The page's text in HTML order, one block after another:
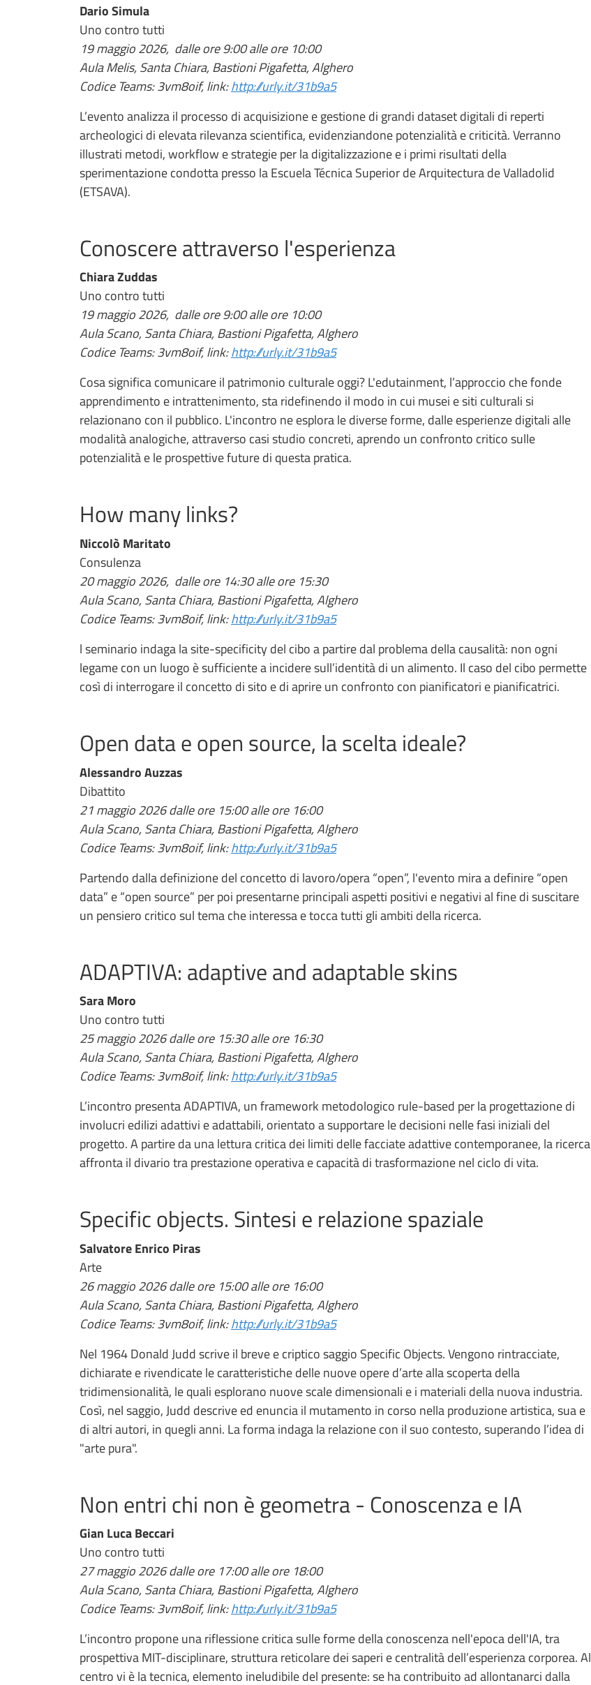
Dario Simula
Uno contro tutti
19 maggio 2026, dalle ore 9:00 alle ore 10:00
Aula Melis, Santa Chiara, Bastioni Pigafetta, Alghero
Codice Teams: 3vm8oif, link:http://urly.it/31b9a5
L’evento analizza il processo di acquisizione e gestione di grandi dataset digitali di reperti
archeologici di elevata rilevanza scientifica, evidenziandone potenzialità e criticità. Verranno
illustrati metodi, workflow e strategie per la digitalizzazione e i primi risultati della
sperimentazione condotta presso la Escuela Técnica Superior de Arquitectura de Valladolid
(ETSAVA).
Conoscere attraverso l'esperienza
Chiara Zuddas
Uno contro tutti
19 maggio 2026, dalle ore 9:00 alle ore 10:00
Aula Scano, Santa Chiara, Bastioni Pigafetta, Alghero
Codice Teams: 3vm8oif, link:http://urly.it/31b9a5
Cosa significa comunicare il patrimonio culturale oggi? L'edutainment, l’approccio che fonde
apprendimento e intrattenimento, sta ridefinendo il modo in cui musei e siti culturali si
relazionano con il pubblico. L'incontro ne esplora le diverse forme, dalle esperienze digitali alle
modalità analogiche, attraverso casi studio concreti, aprendo un confronto critico sulle
potenzialità e le prospettive future di questa pratica.
How many links?
Niccolò Maritato
Consulenza
20 maggio 2026, dalle ore 14:30 alle ore 15:30
Aula Scano, Santa Chiara, Bastioni Pigafetta, Alghero
Codice Teams: 3vm8oif, link:http://urly.it/31b9a5
l seminario indaga la site-specificity del cibo a partire dal problema della causalità: non ogni
legame con un luogo è sufficiente a incidere sull’identità di un alimento. Il caso del cibo permette
così di interrogare il concetto di sito e di aprire un confronto con pianificatori e pianificatrici.
Open data e open source, la scelta ideale?
Alessandro Auzzas
Dibattito
21 maggio 2026 dalle ore 15:00 alle ore 16:00
Aula Scano, Santa Chiara, Bastioni Pigafetta, Alghero
Codice Teams: 3vm8oif, link:http://urly.it/31b9a5
Partendo dalla definizione del concetto di lavoro/opera “open”, l'evento mira a definire “open
data” e “open source” per poi presentarne principali aspetti positivi e negativi al fine di suscitare
un pensiero critico sul tema che interessa e tocca tutti gli ambiti della ricerca.
ADAPTIVA: adaptive and adaptable skins
Sara Moro
Uno contro tutti
25 maggio 2026 dalle ore 15:30 alle ore 16:30
Aula Scano, Santa Chiara, Bastioni Pigafetta, Alghero
Codice Teams: 3vm8oif, link:http://urly.it/31b9a5
L’incontro presenta ADAPTIVA, un framework metodologico rule-based per la progettazione di
involucri edilizi adattivi e adattabili, orientato a supportare le decisioni nelle fasi iniziali del
progetto. A partire da una lettura critica dei limiti delle facciate adattive contemporanee, la ricerca
affronta il divario tra prestazione operativa e capacità di trasformazione nel ciclo di vita.
Specific objects. Sintesi e relazione spaziale
Salvatore Enrico Piras
Arte
26 maggio 2026 dalle ore 15:00 alle ore 16:00
Aula Scano, Santa Chiara, Bastioni Pigafetta, Alghero
Codice Teams: 3vm8oif, link:http://urly.it/31b9a5
Nel 1964 Donald Judd scrive il breve e criptico saggio Specific Objects. Vengono rintracciate,
dichiarate e rivendicate le caratteristiche delle nuove opere d’arte alla scoperta della
tridimensionalità, le quali esplorano nuove scale dimensionali e i materiali della nuova industria.
Così, nel saggio, Judd descrive ed enuncia il mutamento in corso nella produzione artistica, sua e
di altri autori, in quegli anni. La forma indaga la relazione con il suo contesto, superando l’idea di
"arte pura".
Non entri chi non è geometra - Conoscenza e IA
Gian Luca Beccari
Uno contro tutti
27 maggio 2026 dalle ore 17:00 alle ore 18:00
Aula Scano, Santa Chiara, Bastioni Pigafetta, Alghero
Codice Teams: 3vm8oif, link:http://urly.it/31b9a5
L’incontro propone una riflessione critica sulle forme della conoscenza nell'epoca dell'IA, tra
prospettiva MIT-disciplinare, struttura reticolare dei saperi e centralità dell’esperienza corporea. Al
centro vi è la tecnica, elemento ineludibile del presente: se ha contribuito ad allontanarci dalla